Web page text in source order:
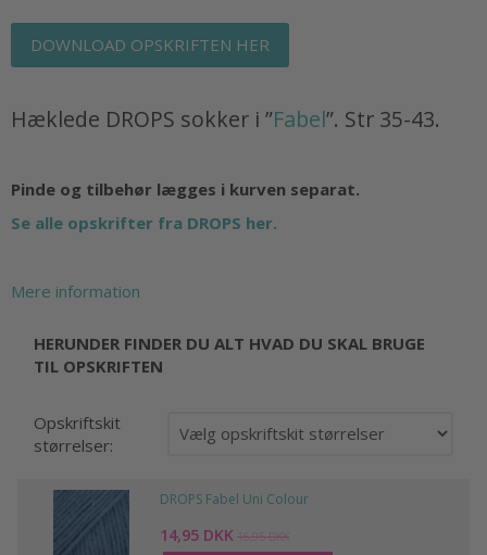
DOWNLOAD OPSKRIFTEN HER
Hæklede DROPS sokker i ”Fabel”. Str 35-43.
Pinde og tilbehør lægges i kurven separat.
Se alle opskrifter fra DROPS her.
Mere information
HERUNDER FINDER DU ALT HVAD DU SKAL BRUGE
TIL OPSKRIFTEN
Opskriftskit
størrelser:
DROPS Fabel Uni Colour
14,95 DKK 16,95 DKK